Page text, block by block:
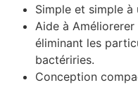
Simple et simple
Aide à Améliorerer
éliminant les
bactériries.
Conception